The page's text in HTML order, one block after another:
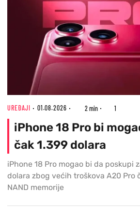
UREĐAJI 01.08.2026 2 min 1
iPhone 18 Pro bi
čak 1.399 dolara
iPhone 18 Pro mogao bi da poskupi
dolara zbog većih troškova A20 Pro
NAND memorije